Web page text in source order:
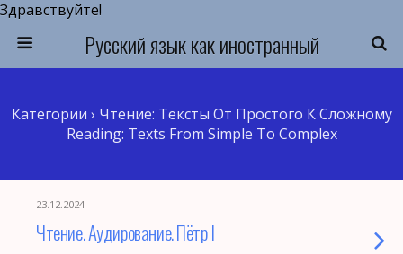
Здравствуйте!
Русский язык как иностранный
Категории › Чтение: Тексты От Простого К Сложному
Reading: Texts From Simple To Complex
23.12.2024
Чтение. Аудирование. Пётр I